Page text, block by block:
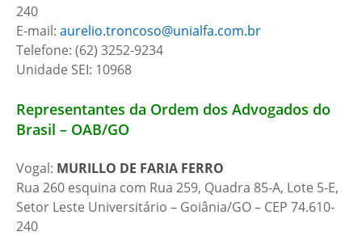
240
E-mail: aurelio.troncoso@unialfa.com.br
Telefone: (62) 3252-9234
Unidade SEI: 10968
Representantes da Ordem dos Advogados do
Brasil – OAB/GO
Vogal: MURILLO DE FARIA FERRO
Rua 260 esquina com Rua 259, Quadra 85-A, Lote 5-E,
Setor Leste Universitário – Goiânia/GO – CEP 74.610-
240